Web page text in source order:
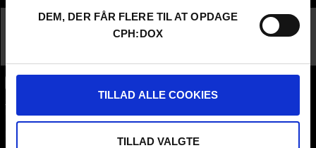
DEM, DER FÅR FLERE TIL AT OPDAGE
CPH:DOX
TILLAD ALLE COOKIES
TILLAD VALGTE
Nationalitet
Syria
producer
Flæsketorvet 60, 3s
1711Copenhagen V